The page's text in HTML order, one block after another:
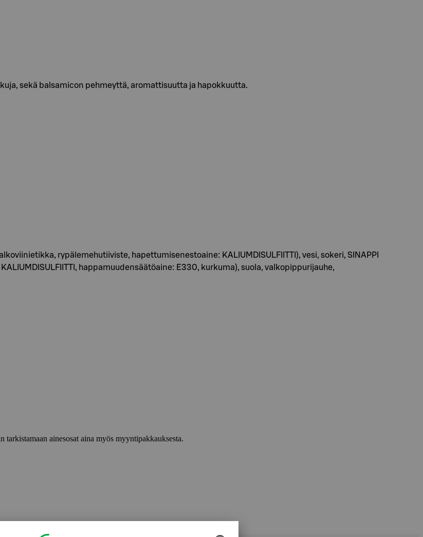
sekä balsamicon pehmeyttä, aromattisuutta ja hapokkuutta.
rypälemehutiiviste, hapettumisenestoaine: KALIUMDISULFIITTI), vesi, sokeri, SINAPPI
happamuudensäätöaine: E330, kurkuma), suola, valkopippurijauhe,
ainesosat aina myös myyntipakkauksesta.